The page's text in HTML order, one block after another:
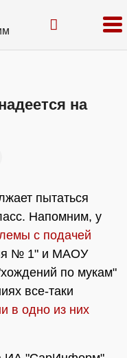
на
пытаться
Напомним, у
с подачей
№ 1" и МАОУ
по мукам"
все-таки
в одно из них